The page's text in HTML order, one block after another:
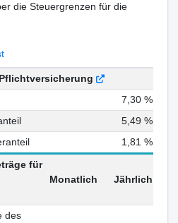
die Steuergrenzen für die
7,30 %
5,49 %
1,81 %
für
Monatlich Jährlich
des